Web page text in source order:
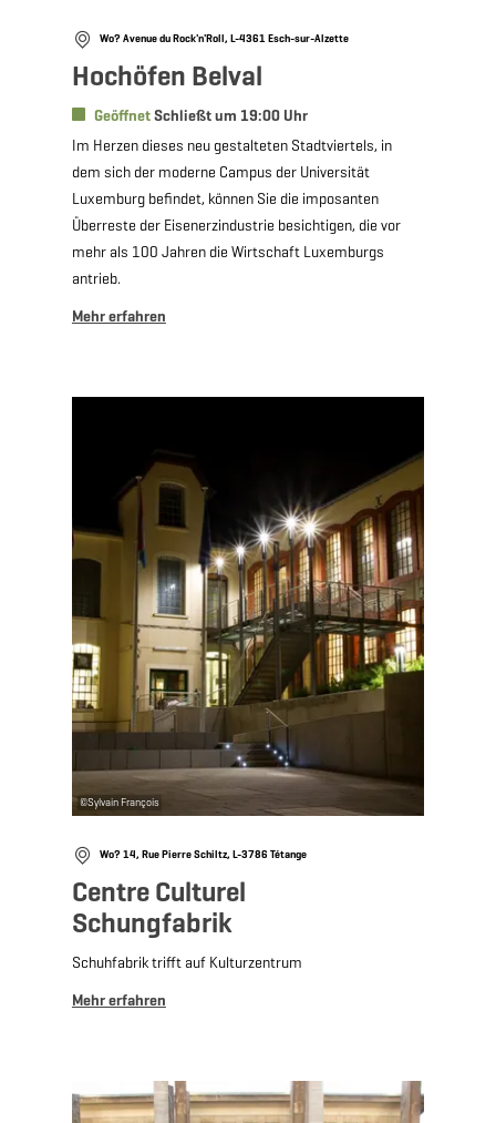
Wo? Avenue du Rock'n'Roll, L-4361 Esch-sur-Alzette
Hochöfen Belval
GeöffnetSchließt um 19:00 Uhr
Im Herzen dieses neu gestalteten Stadtviertels, in
dem sich der moderne Campus der Universität
Luxemburg befindet, können Sie die imposanten
Überreste der Eisenerzindustrie besichtigen, die vor
mehr als 100 Jahren die Wirtschaft Luxemburgs
antrieb.
Mehr erfahren
©Sylvain François
Wo? 14, Rue Pierre Schiltz, L-3786 Tétange
Centre Culturel
Schungfabrik
Schuhfabrik trifft auf Kulturzentrum
Mehr erfahren